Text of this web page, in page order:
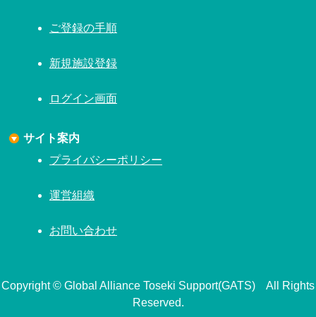
ご登録の手順
新規施設登録
ログイン画面
サイト案内
プライバシーポリシー
運営組織
お問い合わせ
Copyright © Global Alliance Toseki Support(GATS) All Rights
Reserved.